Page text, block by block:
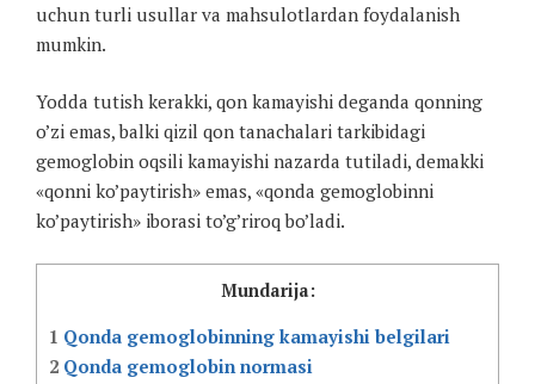
uchun turli usullar va mahsulotlardan foydalanish
mumkin.
Yodda tutish kerakki, qon kamayishi deganda qonning
o’zi emas, balki qizil qon tanachalari tarkibidagi
gemoglobin oqsili kamayishi nazarda tutiladi, demakki
«qonni ko’paytirish» emas, «qonda gemoglobinni
ko’paytirish» iborasi to’g’riroq bo’ladi.
Mundarija:
1 Qonda gemoglobinning kamayishi belgilari
2 Qonda gemoglobin normasi